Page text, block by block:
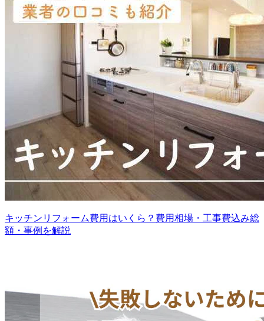
キッチンリフォーム費用はいくら？費用相場・工事費込み総
額・事例を解説